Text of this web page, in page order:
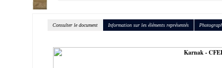
Consulter le document Information sur les éléments représentés